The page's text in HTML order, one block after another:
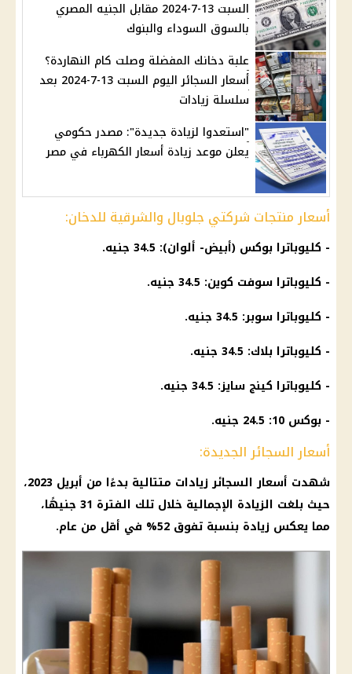
السبت 13-7-2024 مقابل الجنيه المصري
بالسوق السوداء والبنوك
علبة دخانك المفضلة وصلت كام النهاردة؟
أسعار السجائر اليوم السبت 13-7-2024 بعد
سلسلة زيادات
"استعدوا لزيادة جديدة": مصدر حكومي
يعلن موعد زيادة أسعار الكهرباء في مصر
أسعار منتجات شركتي جلوبال والشرقية للدخان:
- كليوباترا بوكس (أبيض- ألوان): 34.5 جنيه.
- كليوباترا سوفت كوين: 34.5 جنيه.
- كليوباترا سوبر: 34.5 جنيه.
- كليوباترا بلاك: 34.5 جنيه.
- كليوباترا كينج سايز: 34.5 جنيه.
- بوكس 10: 24.5 جنيه.
أسعار السجائر الجديدة:
شهدت أسعار السجائر زيادات متتالية بدءًا من أبريل 2023،
حيث بلغت الزيادة الإجمالية خلال تلك الفترة 31 جنيهًا،
مما يعكس زيادة بنسبة تفوق 52% في أقل من عام.